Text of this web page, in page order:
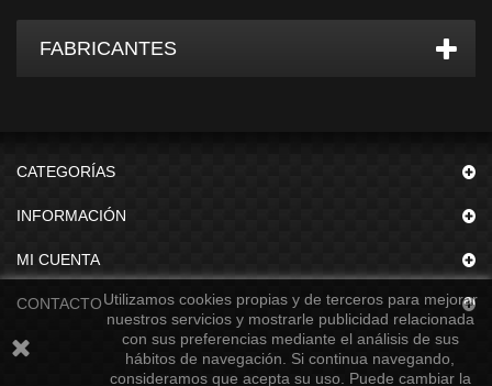
FABRICANTES
CATEGORÍAS
INFORMACIÓN
MI CUENTA
CONTACTOUtilizamos cookies propias y de terceros para mejorar
nuestros servicios y mostrarle publicidad relacionada
con sus preferencias mediante el análisis de sus
hábitos de navegación. Si continua navegando,
consideramos que acepta su uso. Puede cambiar la